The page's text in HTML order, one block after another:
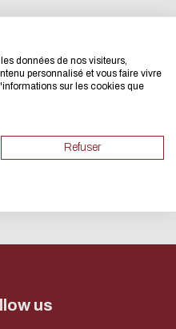
approach.
for your navigation,
Mode. This will place very
us
données de nos visiteurs,
personnalisé et vous faire vivre
sur les cookies que
Refuser